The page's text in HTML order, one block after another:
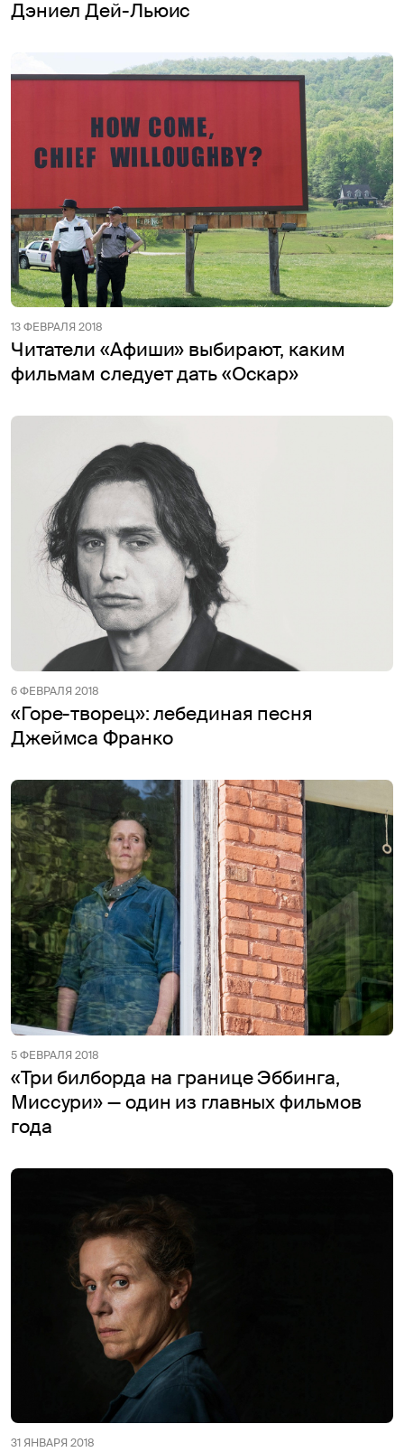
Дэниел Дей-Льюис
13 ФЕВРАЛЯ 2018
Читатели «Афиши» выбирают, каким
фильмам следует дать «Оскар»
6 ФЕВРАЛЯ 2018
«Горе-творец»: лебединая песня
Джеймса Франко
5 ФЕВРАЛЯ 2018
«Три билборда на границе Эббинга,
Миссури» — один из главных фильмов
года
31 ЯНВАРЯ 2018